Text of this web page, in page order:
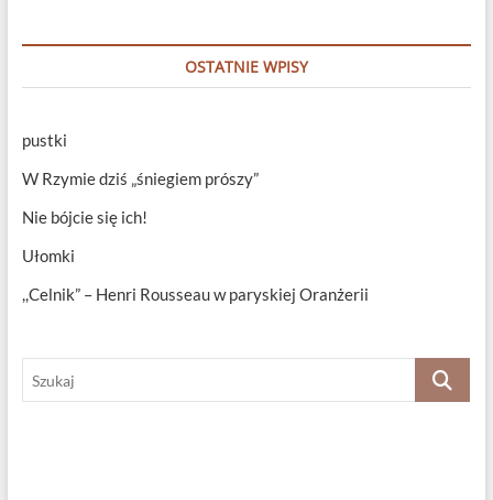
OSTATNIE WPISY
pustki
W Rzymie dziś „śniegiem prószy”
Nie bójcie się ich!
Ułomki
,,Celnik” – Henri Rousseau w paryskiej Oranżerii
Szukaj